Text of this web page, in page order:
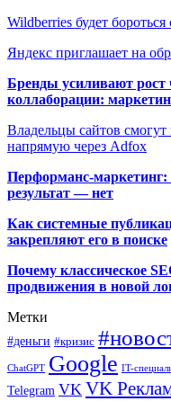
Wildberries будет
Яндекс приглашает на
Бренды усиливают рост
коллаборации:
Владельцы сайтов
напрямую через Adfox
Перформанс-маркетинг:
результат — нет
Как системные
закрепляют его в поиске
Почему классическое
продвижения в новой
Метки
#деньги #кризис
ChatGPT Google IT-
Telegram VK VK